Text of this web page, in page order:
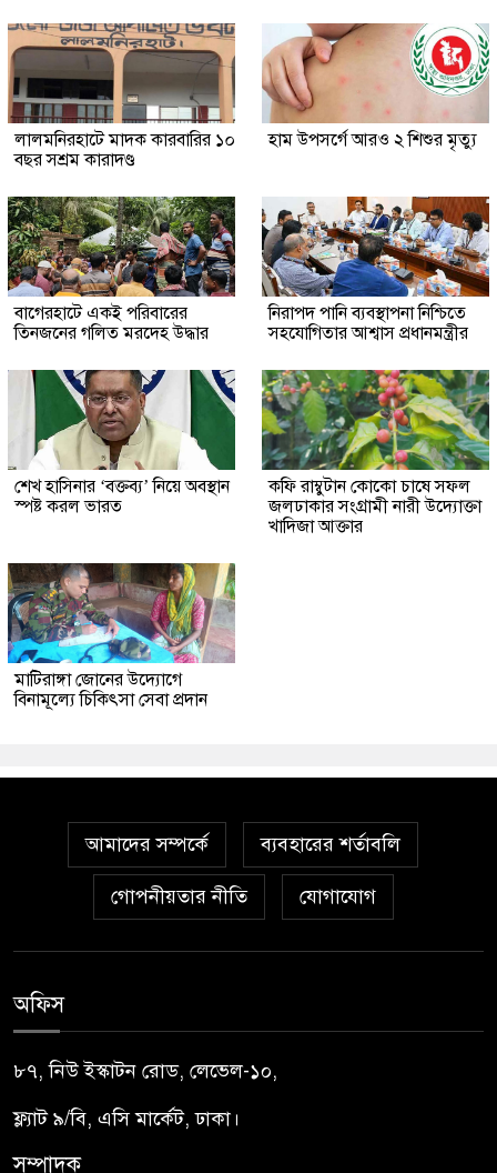
লালমনিরহাটে মাদক কারবারির ১০
বছর সশ্রম কারাদণ্ড
হাম উপসর্গে আরও ২ শিশুর মৃত্যু
‎বাগেরহাটে একই পরিবারের
তিনজনের গলিত মরদেহ উদ্ধার
নিরাপদ পানি ব্যবস্থাপনা নিশ্চিতে
সহযোগিতার আশ্বাস প্রধানমন্ত্রীর
শেখ হাসিনার ‘বক্তব্য’ নিয়ে অবস্থান
স্পষ্ট করল ভারত
কফি রাম্বুটান কোকো চাষে সফল
জলঢাকার সংগ্রামী নারী উদ্যোক্তা
খাদিজা আক্তার
মাটিরাঙ্গা জোনের উদ্যোগে
বিনামূল্যে চিকিৎসা সেবা প্রদান
আমাদের সম্পর্কে ব্যবহারের শর্তাবলি
গোপনীয়তার নীতি যোগাযোগ
অফিস
৮৭, নিউ ইস্কাটন রোড, লেভেল-১০,
ফ্ল্যাট ৯/বি, এসি মার্কেট, ঢাকা।
সম্পাদক